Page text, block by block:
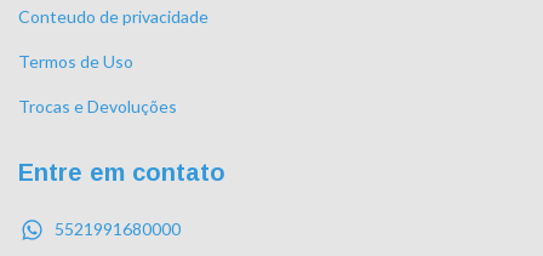
Conteudo de privacidade
Termos de Uso
Trocas e Devoluções
Entre em contato
5521991680000